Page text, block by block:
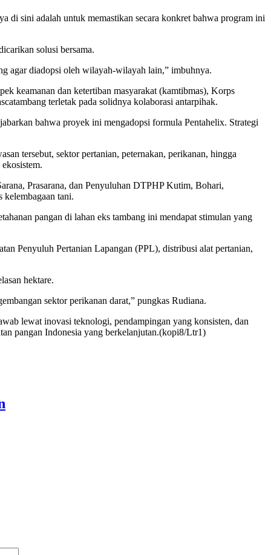
di sini adalah untuk memastikan secara konkret bahwa program ini
solusi bersama.
agar diadopsi oleh wilayah-wilayah lain,” imbuhnya.
keamanan dan ketertiban masyarakat (kamtibmas), Korps
terletak pada solidnya kolaborasi antarpihak.
bahwa proyek ini mengadopsi formula Pentahelix. Strategi
tersebut, sektor pertanian, peternakan, perikanan, hingga
Prasarana, dan Penyuluhan DTPHP Kutim, Bohari,
kelembagaan tani.
pangan di lahan eks tambang ini mendapat stimulan yang
Penyuluh Pertanian Lapangan (PPL), distribusi alat pertanian,
hektare.
sektor perikanan darat,” pungkas Rudiana.
lewat inovasi teknologi, pendampingan yang konsisten, dan
pangan Indonesia yang berkelanjutan.(kopi8/Ltr1)